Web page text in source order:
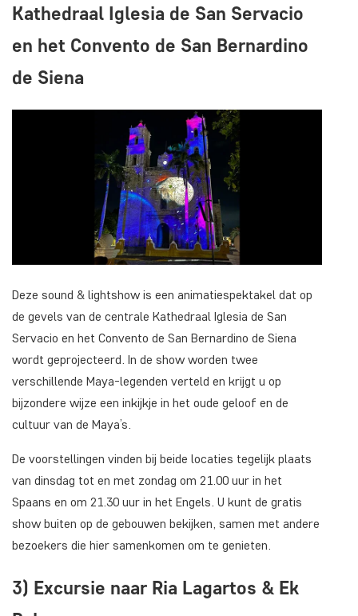
Kathedraal Iglesia de San Servacio
en het Convento de San Bernardino
de Siena
Deze sound & lightshow is een animatiespektakel dat op
de gevels van de centrale Kathedraal Iglesia de San
Servacio en het Convento de San Bernardino de Siena
wordt geprojecteerd. In de show worden twee
verschillende Maya-legenden verteld en krijgt u op
bijzondere wijze een inkijkje in het oude geloof en de
cultuur van de Maya’s.
De voorstellingen vinden bij beide locaties tegelijk plaats
van dinsdag tot en met zondag om 21.00 uur in het
Spaans en om 21.30 uur in het Engels. U kunt de gratis
show buiten op de gebouwen bekijken, samen met andere
bezoekers die hier samenkomen om te genieten.
3) Excursie naar Ria Lagartos & Ek